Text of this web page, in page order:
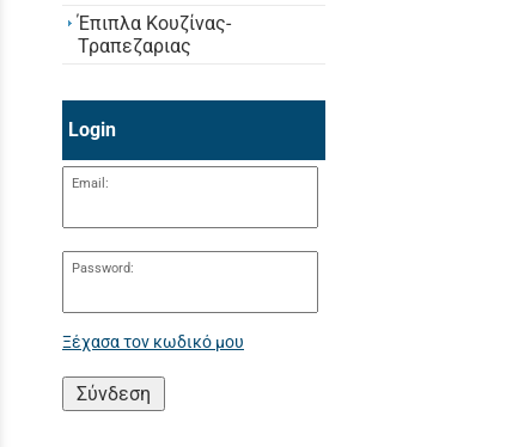
Έπιπλα Κουζίνας-
Τραπεζαριας
Login
Email:
Password:
Ξέχασα τον κωδικό μου
Σύνδεση